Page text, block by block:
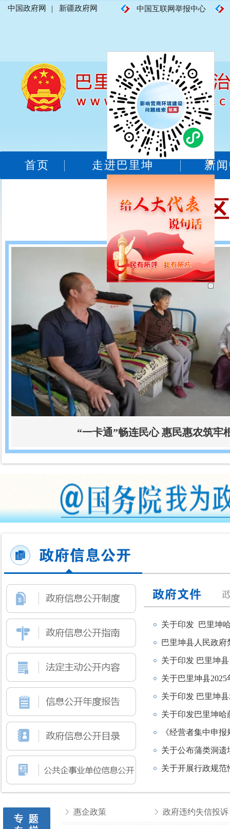
中国政府网 | 新疆政府网 中国互联网举报中心
首页 走进巴里坤 新
自治
“一卡通”畅连民心 惠民惠农筑牢
关于印发 巴里坤
巴里坤县人民政府
关于印发 巴里坤
关于巴里坤县
关于印发 巴里坤
关于印发巴里坤哈
《经营者集中申报
关于公布蒲类洞
关于开展行政规
惠企政策 政府违约失信投诉